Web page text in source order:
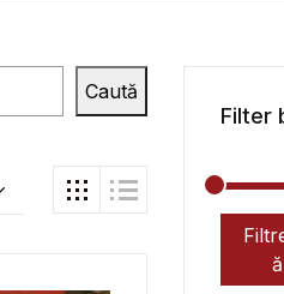
Caută
Filter
Preț
Preț ă